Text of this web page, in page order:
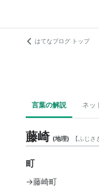
はてなブログ トップ
言葉の解説 ネッ
藤崎 (地理) 【ふじさ
町
→藤崎町